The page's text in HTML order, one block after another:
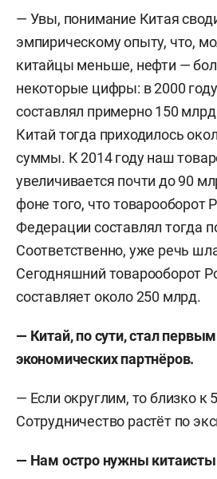
— Увы, понимание Китая
эмпирическому опыту, что,
китайцы меньше, нефти —
некоторые цифры: в 2000
составлял примерно 150
Китай тогда приходилось
суммы. К 2014 году наш
увеличивается почти до 90
фоне того, что товарооборот
Федерации составлял тогда
Соответственно, уже речь
Сегодняшний товарооборот
составляет около 250 млрд.
— Китай, по сути, стал
экономических партнёров.
— Если округлим, то близко к
Сотрудничество растёт по
— Нам остро нужны